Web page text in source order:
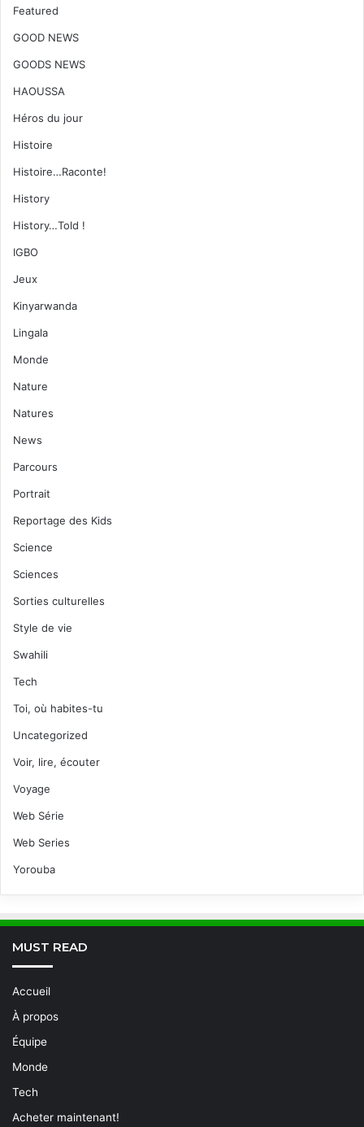
Featured
GOOD NEWS
GOODS NEWS
HAOUSSA
Héros du jour
Histoire
Histoire…Raconte!
History
History…Told !
IGBO
Jeux
Kinyarwanda
Lingala
Monde
Nature
Natures
News
Parcours
Portrait
Reportage des Kids
Science
Sciences
Sorties culturelles
Style de vie
Swahili
Tech
Toi, où habites-tu
Uncategorized
Voir, lire, écouter
Voyage
Web Série
Web Series
Yorouba
MUST READ
Accueil
À propos
Équipe
Monde
Tech
Acheter maintenant!